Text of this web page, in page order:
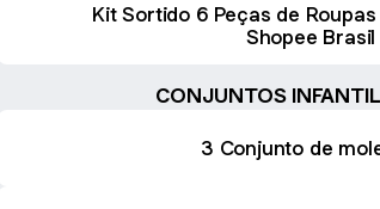
Kit Sortido 6 Peças de
Shopee Brasil
CONJUNTOS
3 Conjunto de